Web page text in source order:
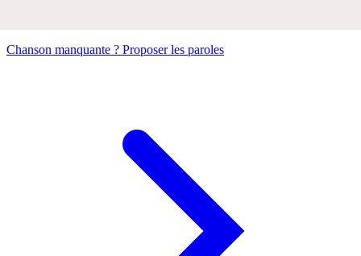
Chanson manquante ? Proposer les paroles